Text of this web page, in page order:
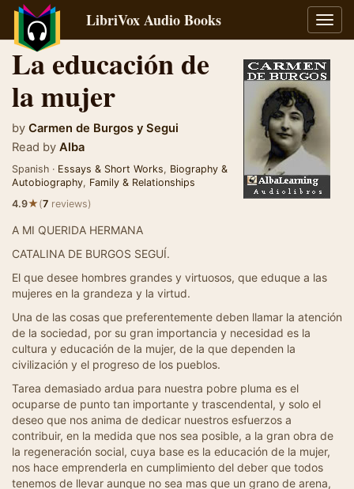
LibriVox Audio Books
La educación de
la mujer
by Carmen de Burgos y Segui
Read by Alba
Spanish · Essays & Short Works, Biography &
Autobiography, Family & Relationships
4.9★(7 reviews)
A MI QUERIDA HERMANA
CATALINA DE BURGOS SEGUÍ.
El que desee hombres grandes y virtuosos, que eduque a las
mujeres en la grandeza y la virtud.
Una de las cosas que preferentemente deben llamar la atención
de la sociedad, por su gran importancia y necesidad es la
cultura y educación de la mujer, de la que dependen la
civilización y el progreso de los pueblos.
Tarea demasiado ardua para nuestra pobre pluma es el
ocuparse de punto tan importante y trascendental, y solo el
deseo que nos anima de dedicar nuestros esfuerzos a
contribuir, en la medida que nos sea posible, a la gran obra de
la regeneración social, cuya base es la educación de la mujer,
nos hace emprenderla en cumplimiento del deber que todos
tenemos de llevar aunque no sea mas que un grano de arena,